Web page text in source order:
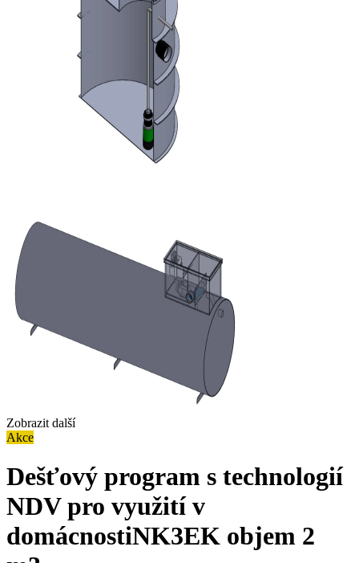
Zobrazit další
Akce
Dešťový program s technologií
NDV pro využití v
domácnostiNK3EK objem 2